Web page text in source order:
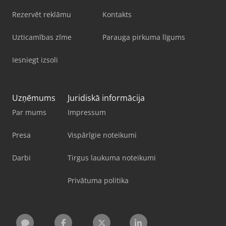
Rezervēt reklāmu
Uzticamības zīme
Iesniegt izsoli
Kontakts
Parauga pirkuma līgums
Uzņēmums
Par mums
Presa
Darbi
Juridiskā informācija
Impressum
Vispārīgie noteikumi
Tirgus laukuma noteikumi
Privātuma politika